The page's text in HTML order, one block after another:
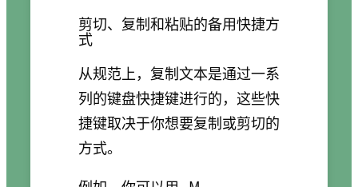
剪切、复制和粘贴的备用快捷方
式
从规范上，复制文本是通过一系
列的键盘快捷键进行的，这些快
捷键取决于你想要复制或剪切的
方式。